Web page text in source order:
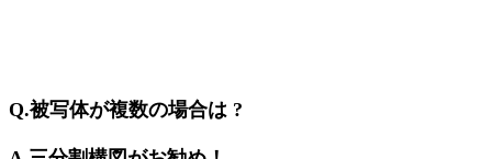
Q.被写体が複数の場合は ?